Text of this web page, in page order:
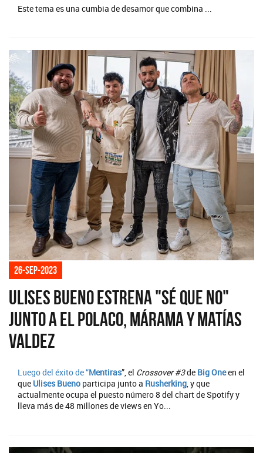
Este tema es una cumbia de desamor que combina ...
26-sep-2023
Ulises Bueno estrena "Sé que no"
junto a El Polaco, Márama y Matías
Valdez
Luego del éxito de “Mentiras”, el Crossover #3de Big Oneen el
que Ulises Bueno participa junto a Rusherking, y que
actualmente ocupa el puesto número 8 del chart de Spotify y
lleva más de 48 millones de views en Yo...